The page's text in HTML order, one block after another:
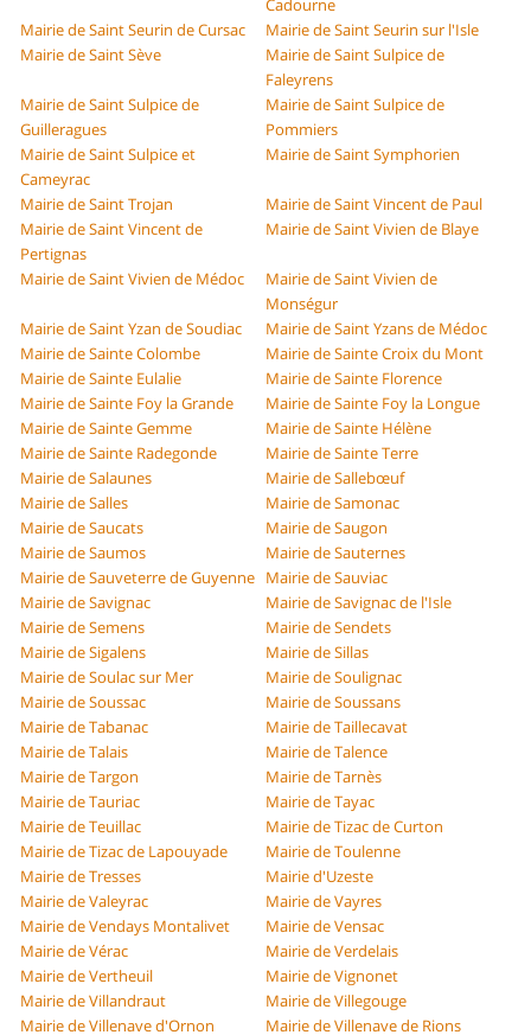
Cadourne
Mairie de Saint Seurin de Cursac
Mairie de Saint Seurin sur l'Isle
Mairie de Saint Sève
Mairie de Saint Sulpice de
Faleyrens
Mairie de Saint Sulpice de
Guilleragues
Mairie de Saint Sulpice de
Pommiers
Mairie de Saint Sulpice et
Cameyrac
Mairie de Saint Symphorien
Mairie de Saint Trojan
Mairie de Saint Vincent de Paul
Mairie de Saint Vincent de
Pertignas
Mairie de Saint Vivien de Blaye
Mairie de Saint Vivien de Médoc
Mairie de Saint Vivien de
Monségur
Mairie de Saint Yzan de Soudiac
Mairie de Saint Yzans de Médoc
Mairie de Sainte Colombe
Mairie de Sainte Croix du Mont
Mairie de Sainte Eulalie
Mairie de Sainte Florence
Mairie de Sainte Foy la Grande
Mairie de Sainte Foy la Longue
Mairie de Sainte Gemme
Mairie de Sainte Hélène
Mairie de Sainte Radegonde
Mairie de Sainte Terre
Mairie de Salaunes
Mairie de Sallebœuf
Mairie de Salles
Mairie de Samonac
Mairie de Saucats
Mairie de Saugon
Mairie de Saumos
Mairie de Sauternes
Mairie de Sauveterre de Guyenne Mairie de Sauviac
Mairie de Savignac
Mairie de Savignac de l'Isle
Mairie de Semens
Mairie de Sendets
Mairie de Sigalens
Mairie de Sillas
Mairie de Soulac sur Mer
Mairie de Soulignac
Mairie de Soussac
Mairie de Soussans
Mairie de Tabanac
Mairie de Taillecavat
Mairie de Talais
Mairie de Talence
Mairie de Targon
Mairie de Tarnès
Mairie de Tauriac
Mairie de Tayac
Mairie de Teuillac
Mairie de Tizac de Curton
Mairie de Tizac de Lapouyade
Mairie de Toulenne
Mairie de Tresses
Mairie d'Uzeste
Mairie de Valeyrac
Mairie de Vayres
Mairie de Vendays Montalivet
Mairie de Vensac
Mairie de Vérac
Mairie de Verdelais
Mairie de Vertheuil
Mairie de Vignonet
Mairie de Villandraut
Mairie de Villegouge
Mairie de Villenave d'Ornon
Mairie de Villenave de Rions